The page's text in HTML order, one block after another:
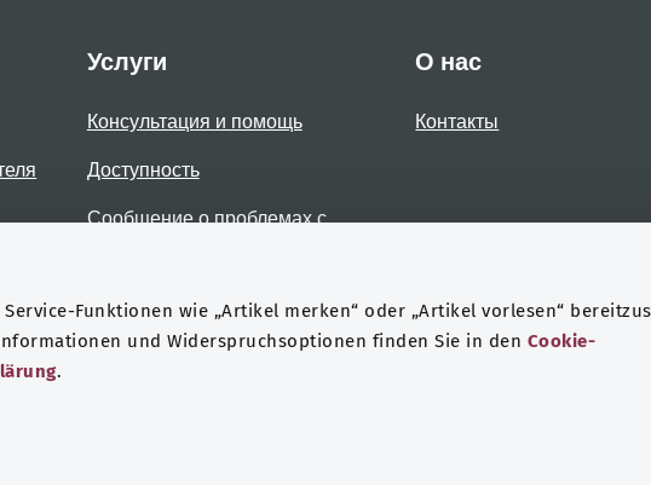
Funktionen wie „Artikel merken“ oder „Artikel vorlesen“
und Widerspruchsoptionen finden Sie in den Cookie-
.
Услуги
Консультация и помощь
Доступность
Сообщение о проблемах с
О нас
Контакты